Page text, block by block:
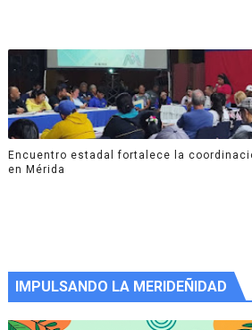
Encuentro estadal fortalece la
en Mérida
IMPULSANDO LA MERIDEÑIDAD